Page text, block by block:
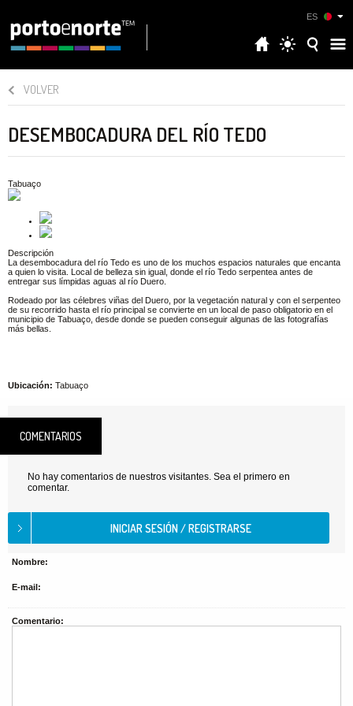
ES
VOLVER
DESEMBOCADURA DEL RÍO TEDO
Tabuaço
Descripción
La desembocadura del río Tedo es uno de los muchos espacios naturales que encanta
a quien lo visita. Local de belleza sin igual, donde el río Tedo serpentea antes de
entregar sus límpidas aguas al río Duero.
Rodeado por las célebres viñas del Duero, por la vegetación natural y con el serpenteo
de su recorrido hasta el río principal se convierte en un local de paso obligatorio en el
municipio de Tabuaço, desde donde se pueden conseguir algunas de las fotografías
más bellas.
Ubicación: Tabuaço
COMENTARIOS
No hay comentarios de nuestros visitantes. Sea el primero en
comentar.
Nombre:
E-mail:
Comentario: